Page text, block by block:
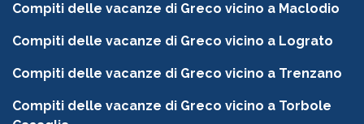
Compiti delle vacanze di Greco vicino a Maclodio
Compiti delle vacanze di Greco vicino a Lograto
Compiti delle vacanze di Greco vicino a Trenzano
Compiti delle vacanze di Greco vicino a Torbole